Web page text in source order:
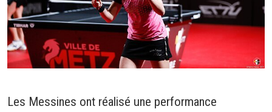
Les Messines ont réalisé une performance